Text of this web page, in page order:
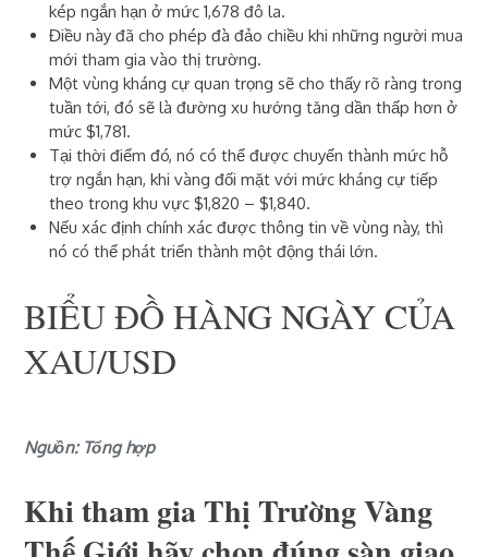
kép ngắn hạn ở mức 1,678 đô la.
Điều này đã cho phép đà đảo chiều khi những người mua
mới tham gia vào thị trường.
Một vùng kháng cự quan trọng sẽ cho thấy rõ ràng trong
tuần tới, đó sẽ là đường xu hướng tăng dần thấp hơn ở
mức $1,781.
Tại thời điểm đó, nó có thể được chuyển thành mức hỗ
trợ ngắn hạn, khi vàng đối mặt với mức kháng cự tiếp
theo trong khu vực $1,820 – $1,840.
Nếu xác định chính xác được thông tin về vùng này, thì
nó có thể phát triển thành một động thái lớn.
BIỂU ĐỒ HÀNG NGÀY CỦA
XAU/USD
Nguồn: Tổng hợp
Khi tham gia Thị Trường Vàng